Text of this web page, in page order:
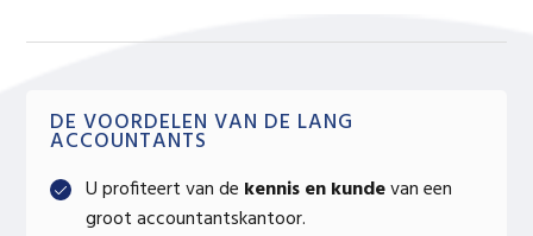
Primary
Sidebar
DE VOORDELEN VAN DE LANG
ACCOUNTANTS
U profiteert van de kennis en kundevan een
groot accountantskantoor.